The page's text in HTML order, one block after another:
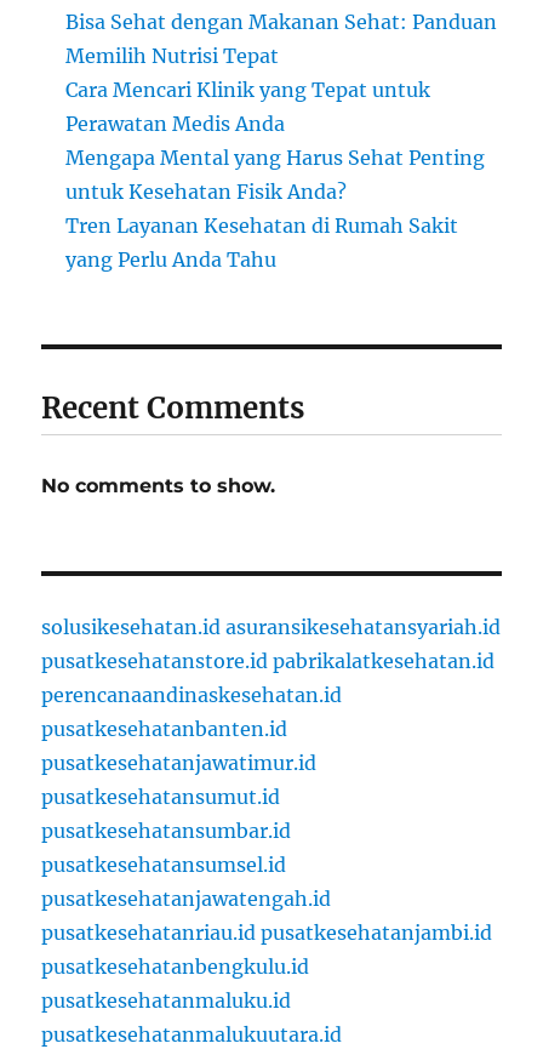
Bisa Sehat dengan Makanan Sehat: Panduan
Memilih Nutrisi Tepat
Cara Mencari Klinik yang Tepat untuk
Perawatan Medis Anda
Mengapa Mental yang Harus Sehat Penting
untuk Kesehatan Fisik Anda?
Tren Layanan Kesehatan di Rumah Sakit
yang Perlu Anda Tahu
Recent Comments
No comments to show.
solusikesehatan.id asuransikesehatansyariah.id
pusatkesehatanstore.id pabrikalatkesehatan.id
perencanaandinaskesehatan.id
pusatkesehatanbanten.id
pusatkesehatanjawatimur.id
pusatkesehatansumut.id
pusatkesehatansumbar.id
pusatkesehatansumsel.id
pusatkesehatanjawatengah.id
pusatkesehatanriau.id pusatkesehatanjambi.id
pusatkesehatanbengkulu.id
pusatkesehatanmaluku.id
pusatkesehatanmalukuutara.id